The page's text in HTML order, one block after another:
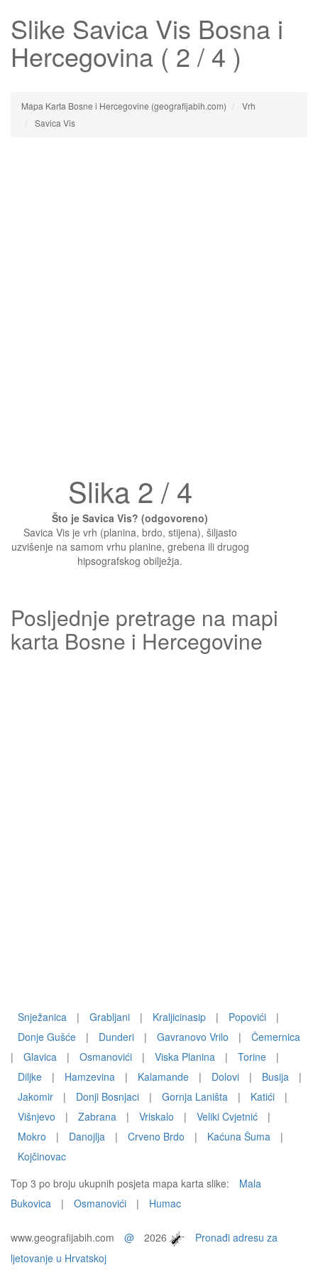
Slike Savica Vis Bosna i
Hercegovina ( 2 / 4 )
Mapa Karta Bosne i Hercegovine (geografijabih.com)
Vrh
Savica Vis
Slika 2 / 4
Što je Savica Vis? (odgovoreno)
Savica Vis je vrh (planina, brdo, stijena), šiljasto
uzvišenje na samom vrhu planine, grebena ili drugog
hipsografskog obilježja.
Posljednje pretrage na mapi
karta Bosne i Hercegovine
Snježanica | Grabljani | Kraljicinasip | Popovići
|
Donje Gušće
| Dunderi | Gavranovo Vrilo |
Čemernica
|
Glavica | Osmanovići | Viska Planina | Torine
|
Diljke
| Hamzevina | Kalamande | Dolovi | Busija
|
Jakomir
| Donji Bosnjaci | Gornja Laništa | Katići
|
Višnjevo
| Zabrana | Vriskalo | Veliki Cvjetnić
|
Mokro
| Danojlja | Crveno Brdo | Kaćuna Šuma
|
Kojčinovac
Top 3 po broju ukupnih posjeta mapa karta slike:
Mala
Bukovica
| Osmanovići | Humac
www.geografijabih.com @ 2026
Pronađi adresu za
ljetovanje u Hrvatskoj